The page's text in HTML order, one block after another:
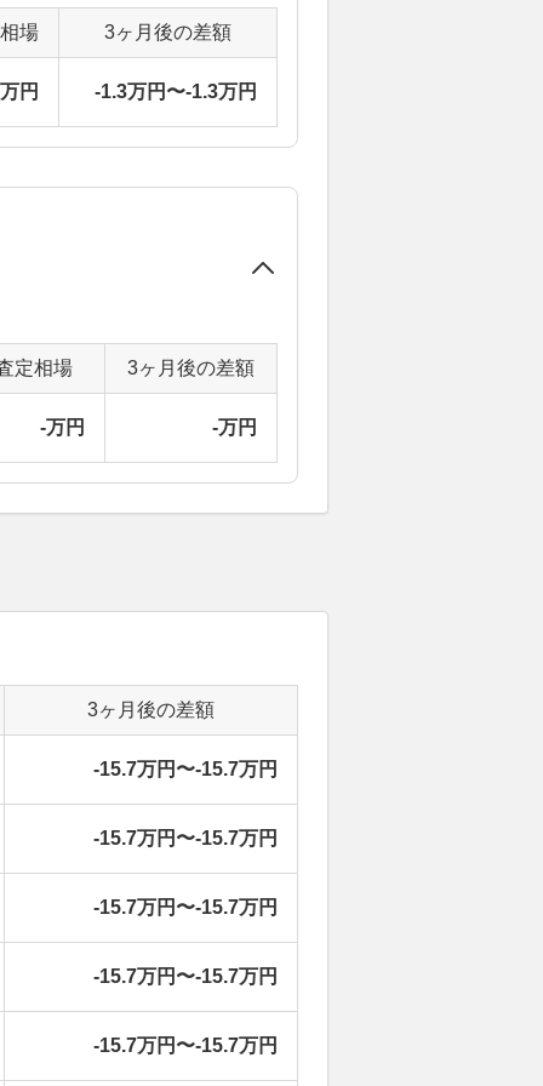
場 3ヶ月後の差額
円 -1.3万円〜-1.3万円
定相場 3ヶ月後の差額
-万円 -万円
3ヶ月後の差額
-15.7万円〜-15.7万円
-15.7万円〜-15.7万円
-15.7万円〜-15.7万円
-15.7万円〜-15.7万円
-15.7万円〜-15.7万円